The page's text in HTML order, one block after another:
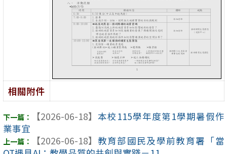
相關附件
【2026-06-18】 本校115學年度第1學期暑假作
業事宜
【2026-06-18】 教育部國民及學前教育署「當